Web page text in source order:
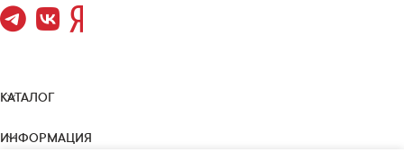
КАТАЛОГ
ИНФОРМАЦИЯ